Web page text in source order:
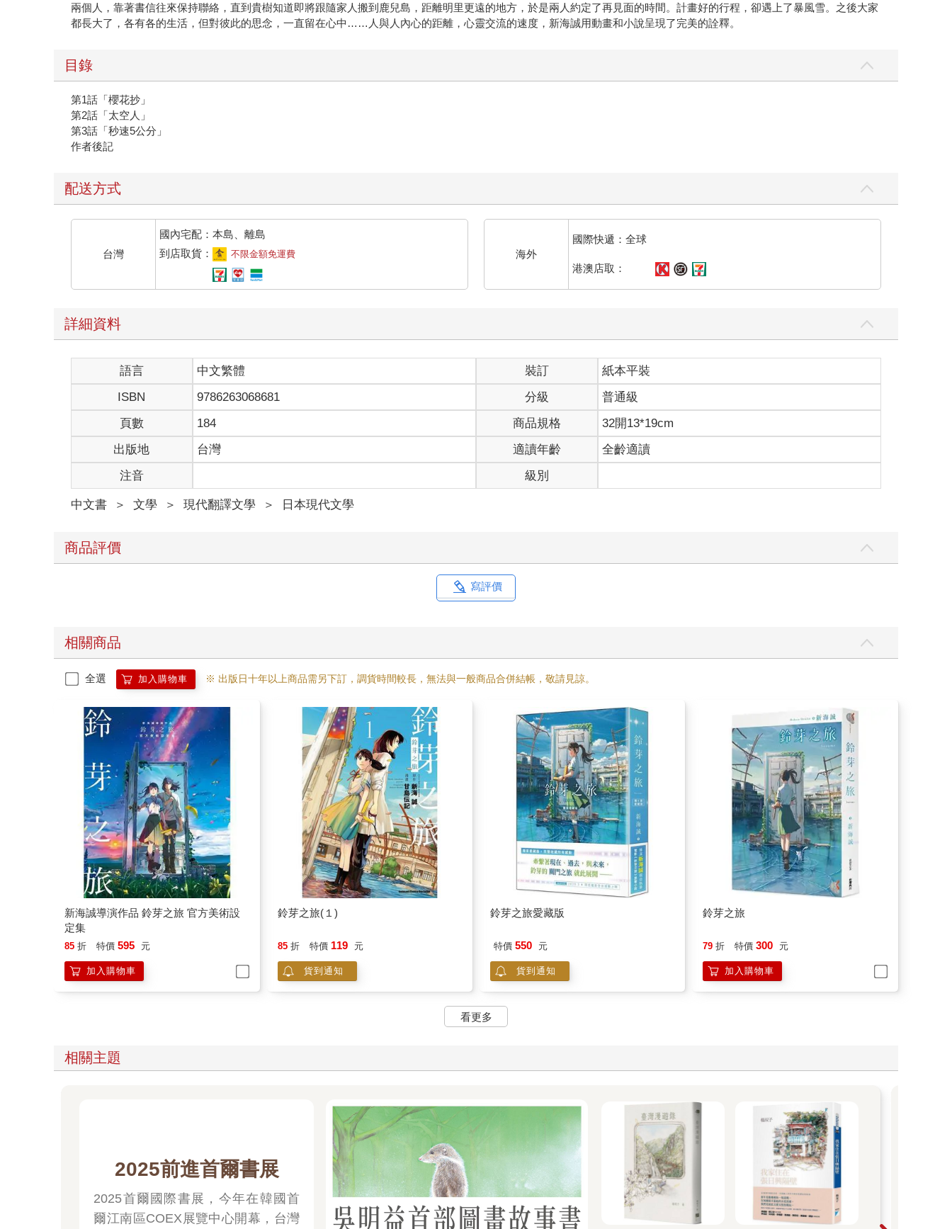
兩個人，靠著書信往來保持聯絡，直到貴樹知道即將跟隨家人搬到鹿兒島，距離明里更遠的地方，於是兩人約定了再見面的時間。計畫好的行程，卻遇上了暴風雪。之後大家
都長大了，各有各的生活，但對彼此的思念，一直留在心中……人與人內心的距離，心靈交流的速度，新海誠用動畫和小說呈現了完美的詮釋。
目錄
第1話「櫻花抄」
第2話「太空人」
第3話「秒速5公分」
作者後記
配送方式
台灣
國內宅配：本島、離島
到店取貨：
不限金額免運費 海外
國際快遞：全球
港澳店取：
詳細資料
語言 中文繁體 裝訂
紙本平裝
ISBN
9786263068681 分級
普通級
頁數
184 商品規格
32開13*19cm
出版地
台灣 適讀年齡
全齡適讀
注音
級別
中文書 ＞ 文學 ＞ 現代翻譯文學 ＞ 日本現代文學
商品評價
寫評價
相關商品
全選 加入購物車 ※ 出版日十年以上商品需另下訂，調貨時間較長，無法與一般商品合併結帳，敬請見諒。
新海誠導演作品 鈴芽之旅 官方美術設
定集
85 折 特價 595 元
加入購物車
鈴芽之旅(１)
85 折 特價 119 元
貨到通知
鈴芽之旅愛藏版
特價 550 元
貨到通知
鈴芽之旅
79 折 特價 300 元
加入購物車
看更多
相關主題
2025前進首爾書展
2025首爾國際書展，今年在韓國首
爾江南區COEX展覽中心開幕，台灣